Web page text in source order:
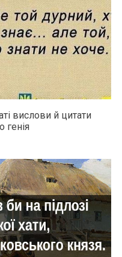
вислови й цитати
генія